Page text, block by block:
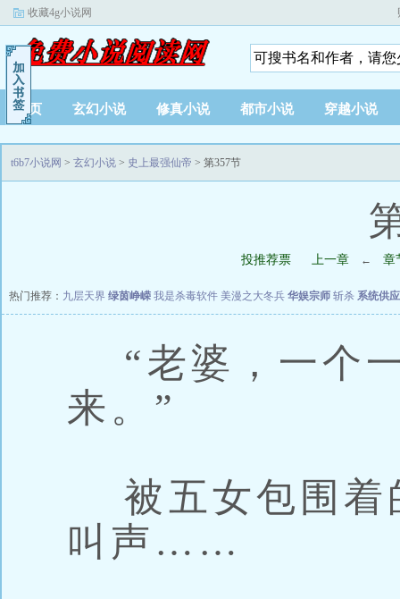
收藏4g小说网
首页 玄幻小说 修真小说 都市小说 穿越小说
t6b7小说网 > 玄幻小说 > 史上最强仙帝 > 第357节
投推荐票 上一章 ← 章
热门推荐： 九层天界 绿茵峥嵘 我是杀毒软件 美漫之大冬兵 华娱宗师 斩杀 系统供
“老婆，一个
来。”
被五女包围着
叫声……